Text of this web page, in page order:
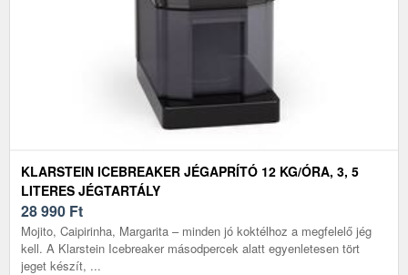
KLARSTEIN ICEBREAKER JÉGAPRÍTÓ 12 KG/ÓRA, 3, 5
LITERES JÉGTARTÁLY
28 990 Ft
Mojito, Caipirinha, Margarita – minden jó koktélhoz a megfelelő jég
kell. A Klarstein Icebreaker másodpercek alatt egyenletesen tört
jeget készít, ...